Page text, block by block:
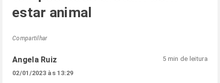
estar animal
Compartilhar
Angela Ruiz
02/01/2023 às 13:29
5 min de leitura